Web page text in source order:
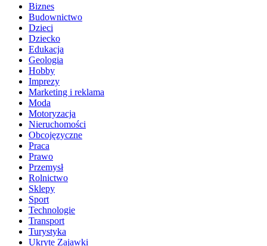
Biznes
Budownictwo
Dzieci
Dziecko
Edukacja
Geologia
Hobby
Imprezy
Marketing i reklama
Moda
Motoryzacja
Nieruchomości
Obcojęzyczne
Praca
Prawo
Przemysł
Rolnictwo
Sklepy
Sport
Technologie
Transport
Turystyka
Ukryte Zajawki